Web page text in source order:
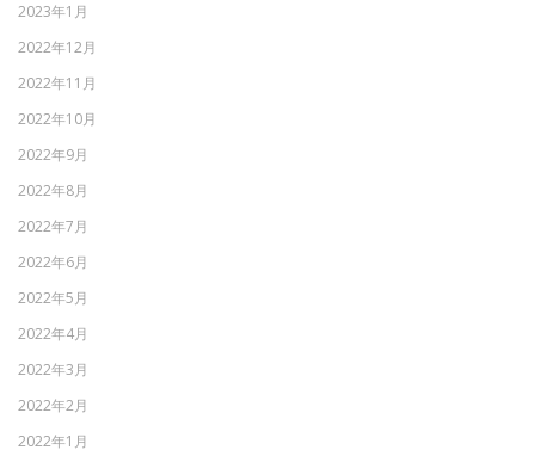
2023年1月
2022年12月
2022年11月
2022年10月
2022年9月
2022年8月
2022年7月
2022年6月
2022年5月
2022年4月
2022年3月
2022年2月
2022年1月